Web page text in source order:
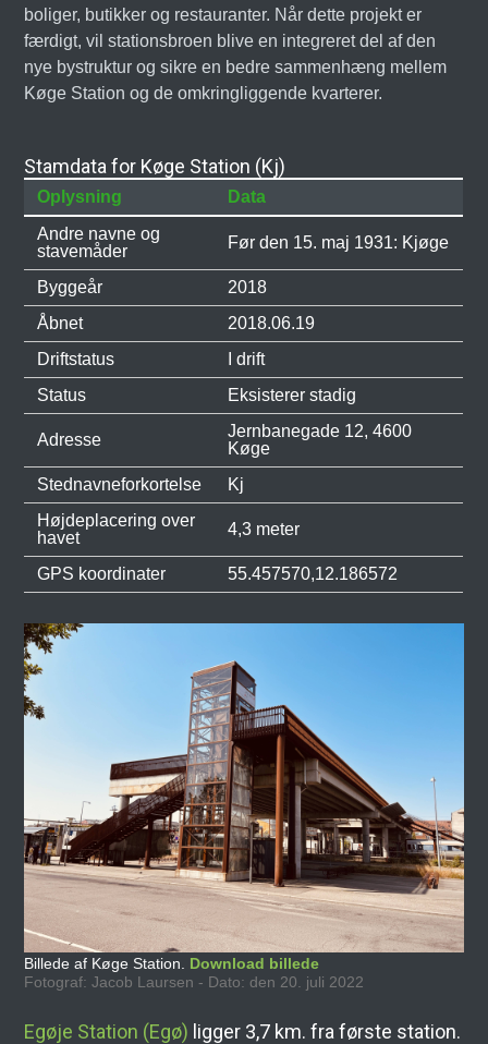
boliger, butikker og restauranter. Når dette projekt er
færdigt, vil stationsbroen blive en integreret del af den
nye bystruktur og sikre en bedre sammenhæng mellem
Køge Station og de omkringliggende kvarterer.
Stamdata for Køge Station (Kj)
Oplysning
Data
Andre navne og
stavemåder
Før den 15. maj 1931: Kjøge
Byggeår
2018
Åbnet
2018.06.19
Driftstatus
I drift
Status
Eksisterer stadig
Adresse
Jernbanegade 12, 4600
Køge
Stednavneforkortelse
Kj
Højdeplacering over
havet
4,3 meter
GPS koordinater 55.457570,12.186572
Billede af Køge Station. Download billede
Fotograf: Jacob Laursen - Dato: den 20. juli 2022
Egøje Station (Egø) ligger 3,7 km. fra første station.